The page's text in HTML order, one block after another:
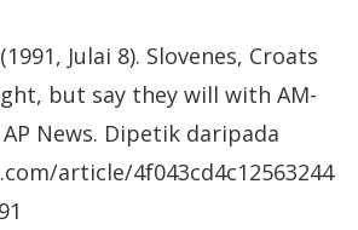
Julai 8). Slovenes, Croats
but say they will with AM-
News. Dipetik daripada
article/4f043cd4c12563244